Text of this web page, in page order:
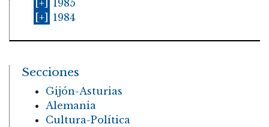
[+]
1985
[+]
1984
Secciones
Gijón-Asturias
Alemania
Cultura-Política